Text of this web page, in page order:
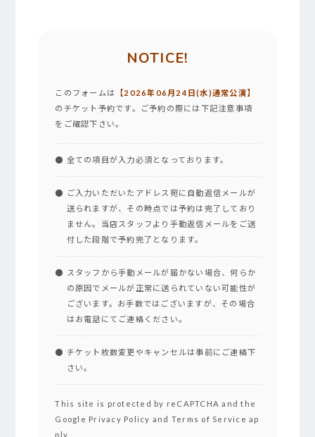
NOTICE!
このフォームは
【2026年06月24日(水)通常公演】
のチケット予約です。ご予約の際には下記注意事項
をご確認下さい。
全ての項目が入力必須となっております。
ご入力いただいたアドレス宛に自動返信メールが
送られますが、その時点では予約は完了しており
ません。当店スタッフより手動返信メールをご送
付した段階で予約完了となります。
スタッフから手動メールが届かない場合、何らか
の原因でメールが正常に送られていない可能性が
ございます。お手数ではございますが、その場合
はお電話にてご連絡ください。
チケット枚数変更やキャンセルは事前にご連絡下
さい。
This site is protected by reCAPTCHA and the
Google Privacy Policy and Terms of Service ap
ply.